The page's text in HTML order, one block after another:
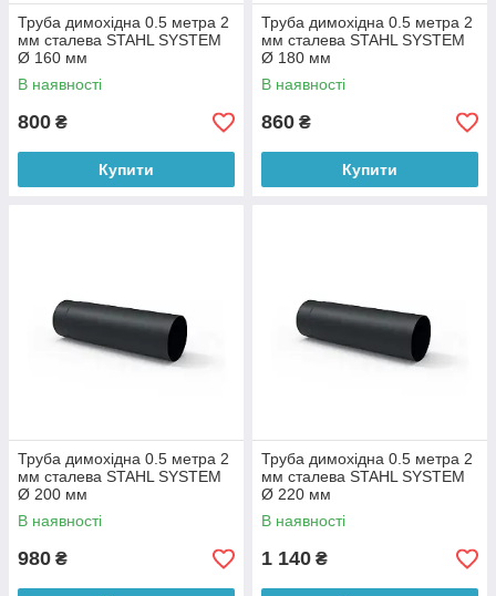
Труба димохідна 0.5 метра 2
мм сталева STAHL SYSTEM
Ø 160 мм
В наявності
800 ₴
Купити
Труба димохідна 0.5 метра 2
мм сталева STAHL SYSTEM
Ø 180 мм
В наявності
860 ₴
Купити
Труба димохідна 0.5 метра 2
мм сталева STAHL SYSTEM
Ø 200 мм
В наявності
980 ₴
Труба димохідна 0.5 метра 2
мм сталева STAHL SYSTEM
Ø 220 мм
В наявності
1 140 ₴